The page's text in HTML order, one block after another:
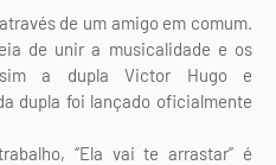
de um amigo em comum.
de unir a musicalidade e os
a dupla Victor Hugo e
dupla foi lançado oficialmente
“Ela vai te arrastar” é